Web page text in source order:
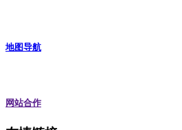
地图导航
网站合作